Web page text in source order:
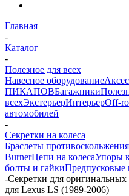
Главная
-
Каталог
-
Полезное для всех
Навесное оборудование
ПИКАПОВБагажники
всехЭкстерьерИнтерьерOff-
автомобилей
-
Секретки на колеса
Браслеты противоскольжения
BurnerЦепи на колесаУпоры
болты и гайкиПредпусковые
-Секретки для
для Lexus LS (1989-2006)